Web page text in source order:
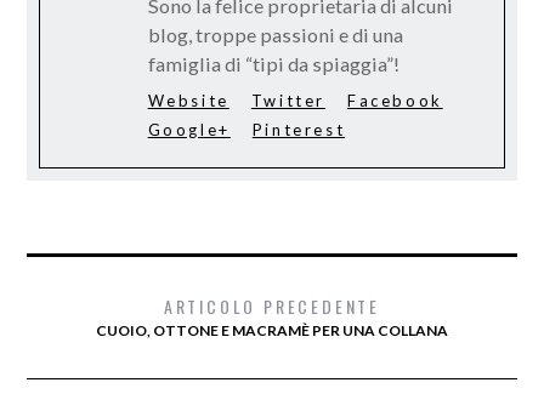
Sono la felice proprietaria di alcuni
blog, troppe passioni e di una
famiglia di “tipi da spiaggia”!
Website Twitter
Facebook
Google+
Pinterest
ARTICOLO PRECEDENTE
CUOIO, OTTONE E MACRAMÈ PER UNA COLLANA